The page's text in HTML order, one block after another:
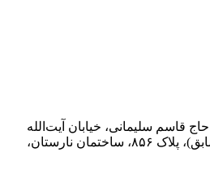
قاسم سلیمانی، خیابان آیت‌الله
جلالی خمینی (آیت شمالی سابق)، پلاک ۸۵۶، ساختمان نارستان،